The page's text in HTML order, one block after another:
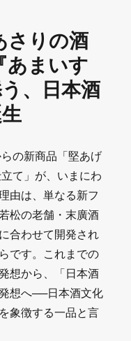
さりの酒
あまいす
、日本酒
の新商品「堅あげ
て」が、いまにわ
由は、単なる新フ
松の老舗・末廣酒
合わせて開発され
です。これまでの
想から、「日本酒
想へ──日本酒文化
象徴する一品と言